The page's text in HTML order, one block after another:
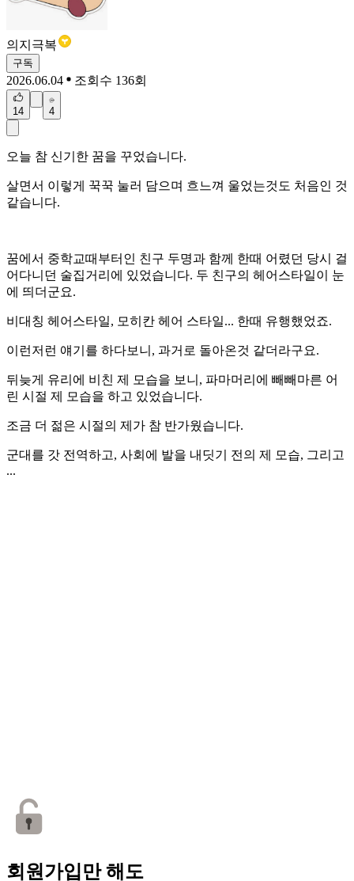
의지극복
구독
2026.06.04 조회수 136회
14 4
오늘 참 신기한 꿈을 꾸었습니다.
살면서 이렇게 꾹꾹 눌러 담으며 흐느껴 울었는것도 처음인 것
같습니다.
꿈에서 중학교때부터인 친구 두명과 함께 한때 어렸던 당시 걸
어다니던 술집거리에 있었습니다. 두 친구의 헤어스타일이 눈
에 띄더군요.
비대칭 헤어스타일, 모히칸 헤어 스타일... 한때 유행했었죠.
이런저런 얘기를 하다보니, 과거로 돌아온것 같더라구요.
뒤늦게 유리에 비친 제 모습을 보니, 파마머리에 빼빼마른 어
린 시절 제 모습을 하고 있었습니다.
조금 더 젊은 시절의 제가 참 반가웠습니다.
군대를 갓 전역하고, 사회에 발을 내딧기 전의 제 모습, 그리고
...
회원가입만 해도